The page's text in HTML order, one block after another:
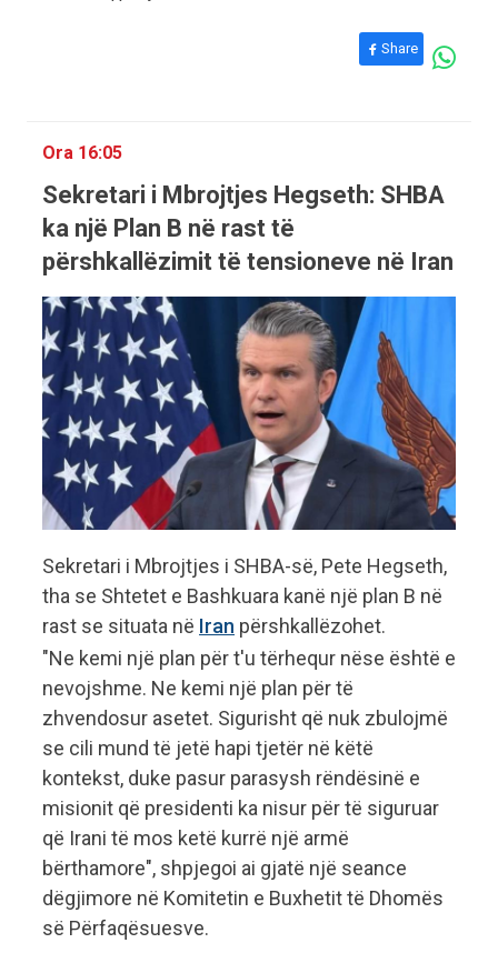
Share
Ora 16:05
Sekretari i Mbrojtjes Hegseth: SHBA
ka një Plan B në rast të
përshkallëzimit të tensioneve në Iran
Sekretari i Mbrojtjes i SHBA-së, Pete Hegseth,
tha se Shtetet e Bashkuara kanë një plan B në
rast se situata në Iran përshkallëzohet.
"Ne kemi një plan për t'u tërhequr nëse është e
nevojshme. Ne kemi një plan për të
zhvendosur asetet. Sigurisht që nuk zbulojmë
se cili mund të jetë hapi tjetër në këtë
kontekst, duke pasur parasysh rëndësinë e
misionit që presidenti ka nisur për të siguruar
që Irani të mos ketë kurrë një armë
bërthamore", shpjegoi ai gjatë një seance
dëgjimore në Komitetin e Buxhetit të Dhomës
së Përfaqësuesve.